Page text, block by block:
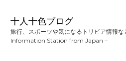
十人十色ブログ
旅行、スポーツや気になるトリビア情報
Information Station from Japan –